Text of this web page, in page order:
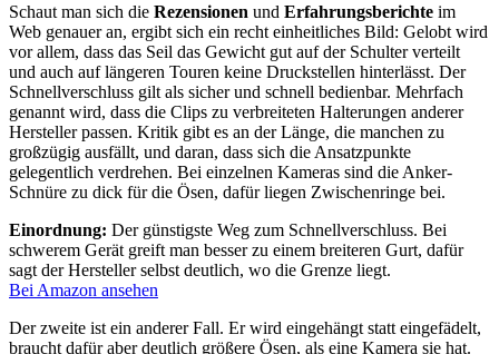
Schaut man sich die Rezensionen und Erfahrungsberichte im
Web genauer an, ergibt sich ein recht einheitliches Bild: Gelobt wird
vor allem, dass das Seil das Gewicht gut auf der Schulter verteilt
und auch auf längeren Touren keine Druckstellen hinterlässt. Der
Schnellverschluss gilt als sicher und schnell bedienbar. Mehrfach
genannt wird, dass die Clips zu verbreiteten Halterungen anderer
Hersteller passen. Kritik gibt es an der Länge, die manchen zu
großzügig ausfällt, und daran, dass sich die Ansatzpunkte
gelegentlich verdrehen. Bei einzelnen Kameras sind die Anker-
Schnüre zu dick für die Ösen, dafür liegen Zwischenringe bei.
Einordnung: Der günstigste Weg zum Schnellverschluss. Bei
schwerem Gerät greift man besser zu einem breiteren Gurt, dafür
sagt der Hersteller selbst deutlich, wo die Grenze liegt.
Bei Amazon ansehen
Der zweite ist ein anderer Fall. Er wird eingehängt statt eingefädelt,
braucht dafür aber deutlich größere Ösen, als eine Kamera sie hat.